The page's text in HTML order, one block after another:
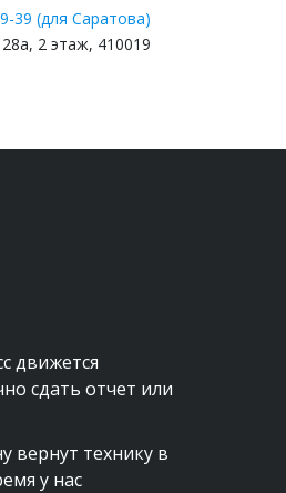
39 (для Саратова)
, 2 этаж, 410019
движется
сдать отчет или
вернут технику в
у нас